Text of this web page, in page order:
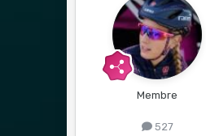
Membre
527